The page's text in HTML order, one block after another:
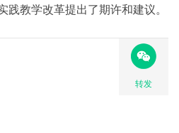
践教学改革提出了期许和建议。
转发